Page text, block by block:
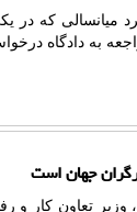
به دادگاه
جهان است
وزیر تعاون کار و